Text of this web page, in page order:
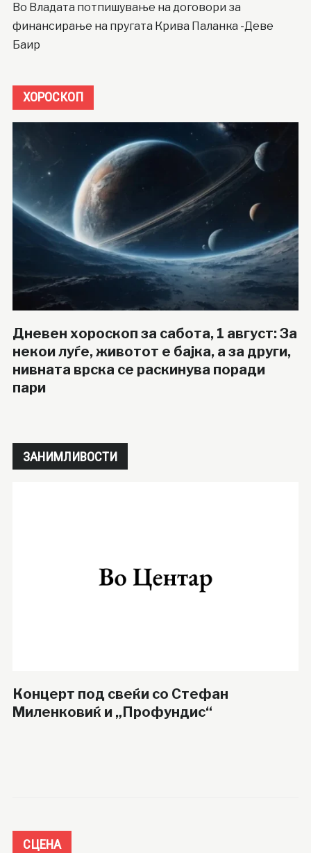
Во Владата потпишување на договори за
финансирање на пругата Крива Паланка -Деве
Баир
ХОРОСКОП
Дневен хороскоп за сабота, 1 август: За
некои луѓе, животот е бајка, а за други,
нивната врска се раскинува поради
пари
ЗАНИМЛИВОСТИ
Концерт под свеќи со Стефан
Миленковиќ и „Профундис“
СЦЕНА